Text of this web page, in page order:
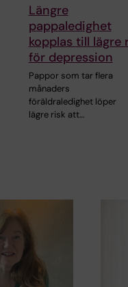
Längre
pappaledighet
kopplas till lägre
för depression
Pappor som tar flera
månaders
föräldraledighet löper
lägre risk att…